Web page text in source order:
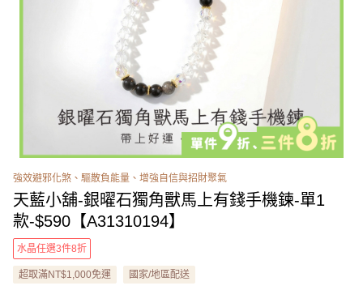
強效避邪化煞、驅散負能量、增強自信與招財聚氣
天藍小舖-銀曜石獨角獸馬上有錢手機鍊-單1
款-$590【A31310194】
水晶任選3件8折
超取滿NT$1,000免運 國家/地區配送